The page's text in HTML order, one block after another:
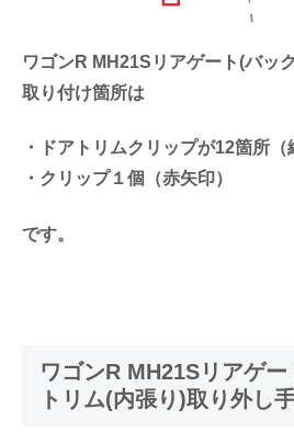
ワゴンR MH21Sリアゲート(バッ
取り付け箇所は
・ドアトリムクリップが12箇所（
・クリップ１個（赤矢印）
です。
ワゴンR MH21Sリアゲ
トリム(内張り)取り外し